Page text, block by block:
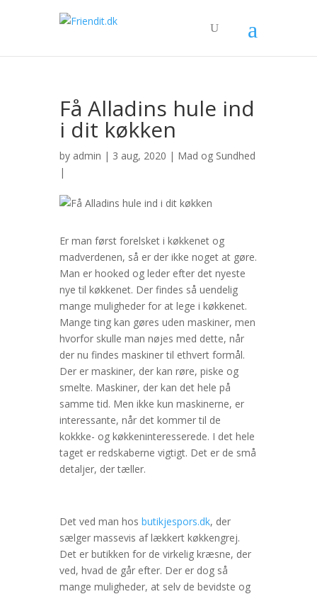
Få Alladins hule ind
i dit køkken
by admin | 3 aug, 2020 | Mad og Sundhed
|
Er man først forelsket i køkkenet og
madverdenen, så er der ikke noget at gøre.
Man er hooked og leder efter det nyeste
nye til køkkenet. Der findes så uendelig
mange muligheder for at lege i køkkenet.
Mange ting kan gøres uden maskiner, men
hvorfor skulle man nøjes med dette, når
der nu findes maskiner til ethvert formål.
Der er maskiner, der kan røre, piske og
smelte. Maskiner, der kan det hele på
samme tid. Men ikke kun maskinerne, er
interessante, når det kommer til de
kokkke- og køkkeninteresserede. I det hele
taget er redskaberne vigtigt. Det er de små
detaljer, der tæller.
Det ved man hos butikjespors.dk, der
sælger massevis af lækkert køkkengrej.
Det er butikken for de virkelig kræsne, der
ved, hvad de går efter. Der er dog så
mange muligheder, at selv de bevidste og